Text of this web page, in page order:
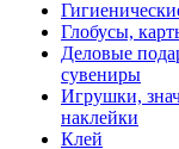
Глобусы,
Деловые
сувениры
Игрушки,
наклейки
Клей